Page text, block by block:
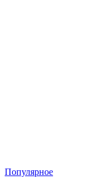
Популярное